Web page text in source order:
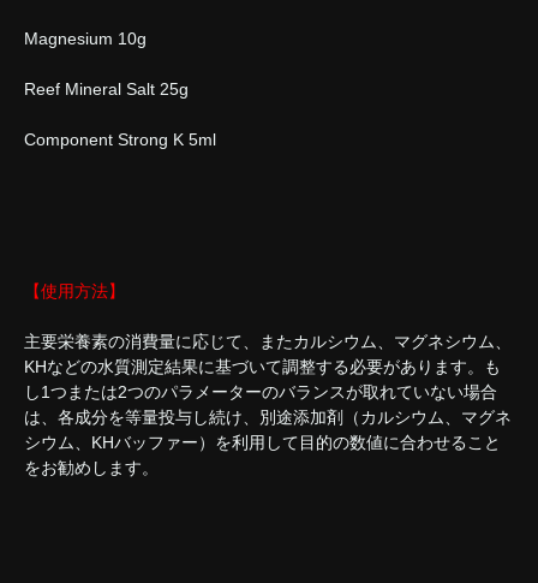
Magnesium 10g
Reef Mineral Salt 25g
Component Strong K 5ml
【使用方法】
主要栄養素の消費量に応じて、またカルシウム、マグネシウム、
KHなどの水質測定結果に基づいて調整する必要があります。も
し1つまたは2つのパラメーターのバランスが取れていない場合
は、各成分を等量投与し続け、別途添加剤（カルシウム、マグネ
シウム、KHバッファー）を利用して目的の数値に合わせること
をお勧めします。